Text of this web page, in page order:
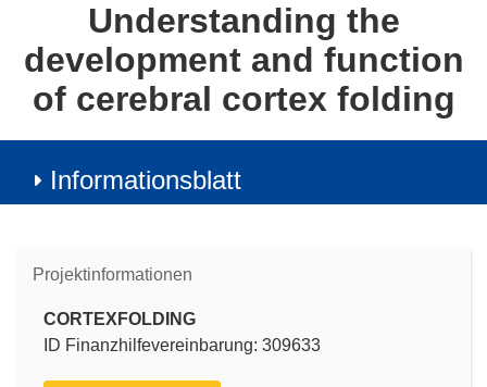
Understanding the
development and function
of cerebral cortex folding
Informationsblatt
Projektinformationen
CORTEXFOLDING
ID Finanzhilfevereinbarung: 309633